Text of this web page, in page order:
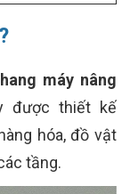
máy nâng
được thiết kế
hóa, đồ vật
tầng.